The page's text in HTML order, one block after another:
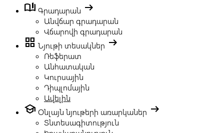
book_ribbon Գրադարան arrow_right_alt
Անվճար գրադարան
Վճարովի գրադարան
grid_view Նյութի տեսակներ arrow_right_alt
Ռեֆերատ
Անհատական
Կուրսային
Դիպլոմային
Ավելին
school Օնլայն նյութերի առարկաներ arrow_right_alt
Տնտեսագիտություն